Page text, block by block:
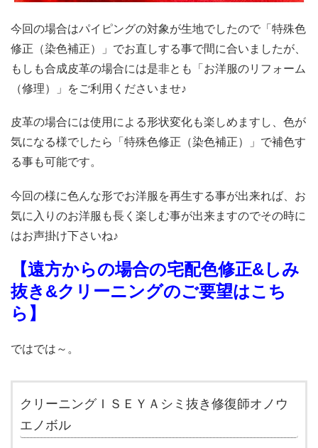
今回の場合はパイピングの対象が生地でしたので「特殊色
修正（染色補正）」でお直しする事で間に合いましたが、
もしも合成皮革の場合には是非とも「お洋服のリフォーム
（修理）」をご利用くださいませ♪
皮革の場合には使用による形状変化も楽しめますし、色が
気になる様でしたら「特殊色修正（染色補正）」で補色す
る事も可能です。
今回の様に色んな形でお洋服を再生する事が出来れば、お
気に入りのお洋服も長く楽しむ事が出来ますのでその時に
はお声掛け下さいね♪
【遠方からの場合の宅配色修正&しみ
抜き&クリーニングのご要望はこち
ら】
ではでは～。
クリーニングＩＳＥＹＡシミ抜き修復師オノウ
エノボル